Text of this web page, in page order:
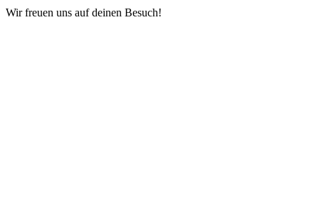
Wir freuen uns auf deinen Besuch!